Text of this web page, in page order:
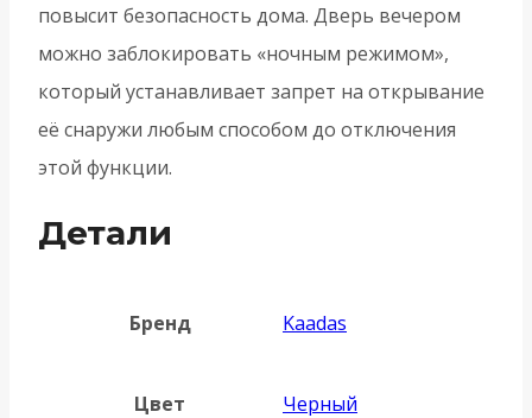
повысит безопасность дома. Дверь вечером
можно заблокировать «ночным режимом»,
который устанавливает запрет на открывание
её снаружи любым способом до отключения
этой функции.
Детали
Бренд Kaadas
Цвет Черный